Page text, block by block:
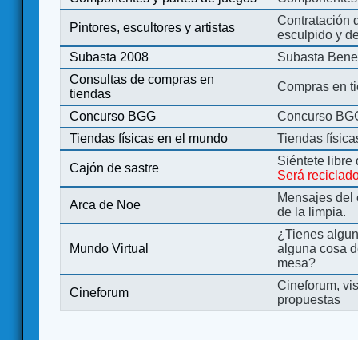
Pintores, escultores y artistas
Contratación
esculpido y
Subasta 2008
Subasta
Consultas de compras en
tiendas
Compras en
Concurso BGG
Concurso
Tiendas físicas en el mundo
Tiendas
Cajón de sastre
Siéntete libre
Será
Arca de Noe
Mensajes del
de la limpia.
Mundo Virtual
¿Tienes
alguna cosa
mesa?
Cineforum
Cineforum,
propuestas